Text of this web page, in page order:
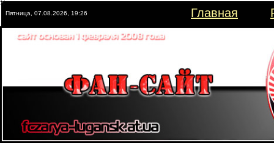
Пятница, 07.08.2026, 19:26 Главная